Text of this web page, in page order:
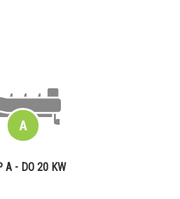
A - DO 20 KW